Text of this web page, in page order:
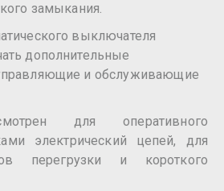
замыкания.
выключателя
дополнительные
и обслуживающие
для оперативного
электрический цепей, для
перегрузки и короткого